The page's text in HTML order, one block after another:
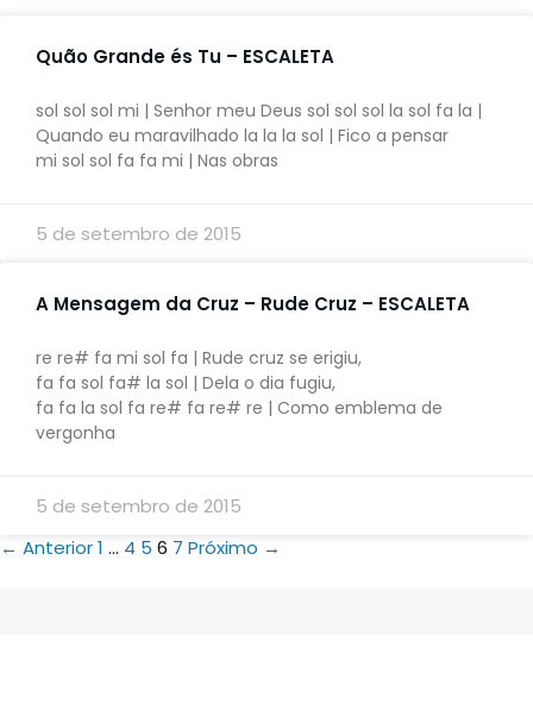
Quão Grande és Tu – ESCALETA
sol sol sol mi | Senhor meu Deus sol sol sol la sol fa la |
Quando eu maravilhado la la la sol | Fico a pensar
mi sol sol fa fa mi | Nas obras
5 de setembro de 2015
A Mensagem da Cruz – Rude Cruz – ESCALETA
re re# fa mi sol fa | Rude cruz se erigiu,
fa fa sol fa# la sol | Dela o dia fugiu,
fa fa la sol fa re# fa re# re | Como emblema de
vergonha
5 de setembro de 2015
← Anterior1 … 4 5 6 7 Próximo →